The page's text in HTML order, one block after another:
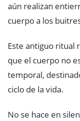
aún realizan
cuerpo a los
Este antiguo ritual
que el cuerpo no
temporal,
ciclo de la vida.
No se hace en